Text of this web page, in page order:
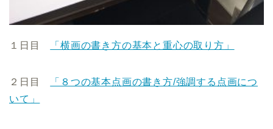
１日目 「横画の書き方の基本と重心の取り方」
２日目
「８つの基本点画の書き方/強調する点画につ
いて」